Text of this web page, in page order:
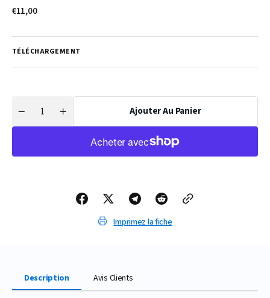
Prix
€11,00
TÉLÉCHARGEMENT
Réduire
Quantité
Augmenter
Ajouter Au Panier
Imprimez la fiche
Description Avis Clients